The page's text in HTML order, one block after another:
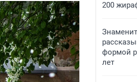
200
формой
лет